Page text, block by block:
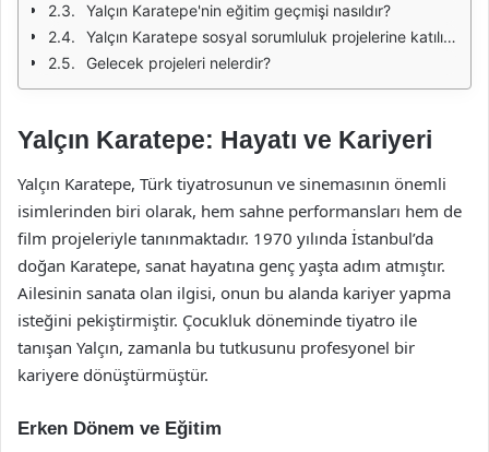
Yalçın Karatepe'nin eğitim geçmişi nasıldır?
Yalçın Karatepe sosyal sorumluluk projelerine katılıyor mu?
Gelecek projeleri nelerdir?
Yalçın Karatepe: Hayatı ve Kariyeri
Yalçın Karatepe, Türk tiyatrosunun ve sinemasının önemli
isimlerinden biri olarak, hem sahne performansları hem de
film projeleriyle tanınmaktadır. 1970 yılında İstanbul’da
doğan Karatepe, sanat hayatına genç yaşta adım atmıştır.
Ailesinin sanata olan ilgisi, onun bu alanda kariyer yapma
isteğini pekiştirmiştir. Çocukluk döneminde tiyatro ile
tanışan Yalçın, zamanla bu tutkusunu profesyonel bir
kariyere dönüştürmüştür.
Erken Dönem ve Eğitim